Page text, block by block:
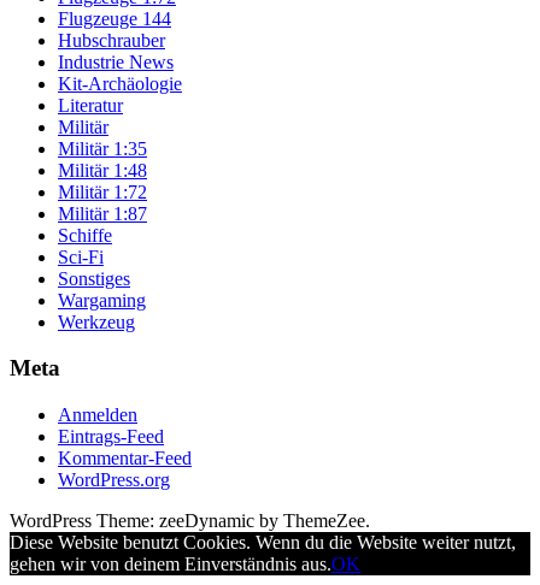
Flugzeuge 144
Hubschrauber
Industrie News
Kit-Archäologie
Literatur
Militär
Militär 1:35
Militär 1:48
Militär 1:72
Militär 1:87
Schiffe
Sci-Fi
Sonstiges
Wargaming
Werkzeug
Meta
Anmelden
Eintrags-Feed
Kommentar-Feed
WordPress.org
WordPress Theme: zeeDynamic by ThemeZee.
Diese Website benutzt Cookies. Wenn du die Website weiter nutzt,
gehen wir von deinem Einverständnis aus.OK